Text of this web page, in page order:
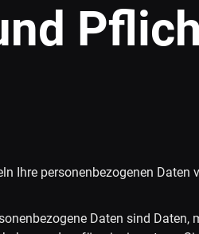
Ihre personenbezogenen Daten
Daten sind Daten,